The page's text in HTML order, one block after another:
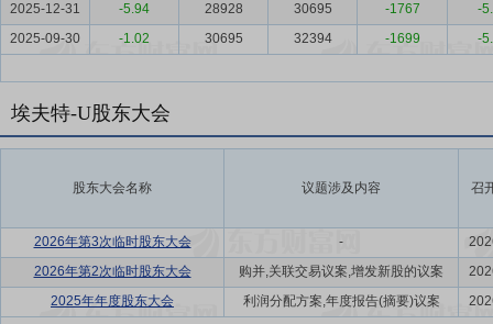
2025-12-31
-5.94 28928 30695 -1767
-
2025-09-30
-1.02 30695 32394 -1699 -
埃夫特-U股东大会
股东大会名称 议题涉及内容 召
2026年第3次临时股东大会 -
2026年第2次临时股东大会
购并,关联交易议案,增发新股的议案
2025年年度股东大会
利润分配方案,年度报告(摘要)议案